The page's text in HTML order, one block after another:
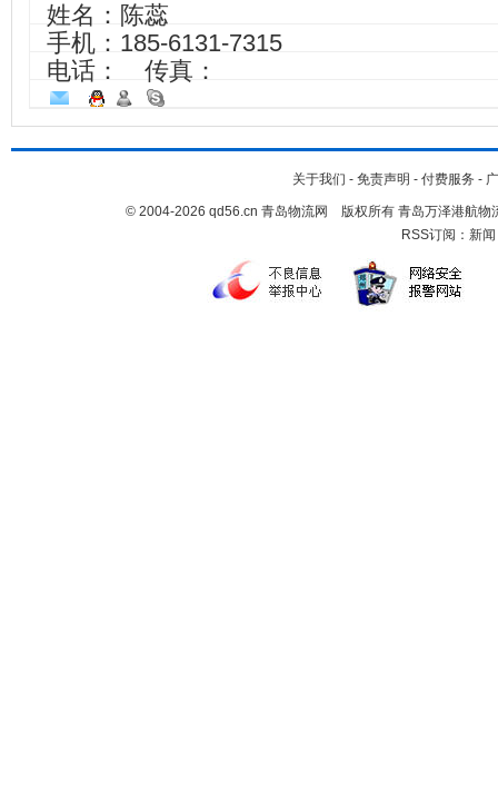
姓名：陈蕊
手机： 185-6131-7315
电话： 传真：
关于我们 - 免责声明 - 付费服务 -
© 2004-2026 qd56.cn 青岛物流网 版权所有 青岛万泽港航物
RSS订阅： 新闻